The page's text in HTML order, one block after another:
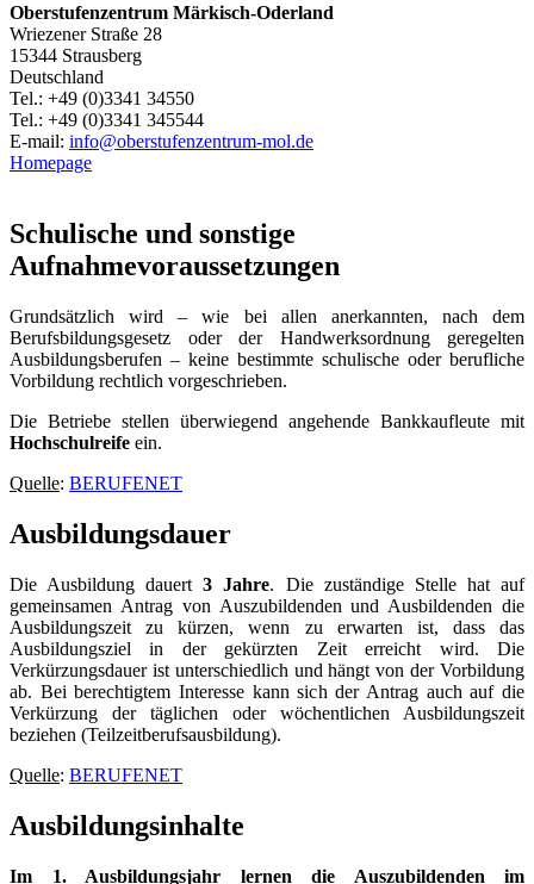
Oberstufenzentrum Märkisch-Oderland
Wriezener Straße 28
15344 Strausberg
Deutschland
Tel.: +49 (0)3341 34550
Tel.: +49 (0)3341 345544
E-mail: info@oberstufenzentrum-mol.de
Homepage
Schulische und sonstige
Aufnahmevoraussetzungen
Grundsätzlich wird – wie bei allen anerkannten, nach dem
Berufsbildungsgesetz oder der Handwerksordnung geregelten
Ausbildungsberufen – keine bestimmte schulische oder berufliche
Vorbildung rechtlich vorgeschrieben.
Die Betriebe stellen überwiegend angehende Bankkaufleute mit
Hochschulreife ein.
Quelle: BERUFENET
Ausbildungsdauer
Die Ausbildung dauert3 Jahre. Die zuständige Stelle hat auf
gemeinsamen Antrag von Auszubildenden und Ausbildenden die
Ausbildungszeit zu kürzen, wenn zu erwarten ist, dass das
Ausbildungsziel in der gekürzten Zeit erreicht wird. Die
Verkürzungsdauer ist unterschiedlich und hängt von der Vorbildung
ab. Bei berechtigtem Interesse kann sich der Antrag auch auf die
Verkürzung der täglichen oder wöchentlichen Ausbildungszeit
beziehen (Teilzeitberufsausbildung).
Quelle: BERUFENET
Ausbildungsinhalte
Im 1. Ausbildungsjahr lernen die Auszubildenden im